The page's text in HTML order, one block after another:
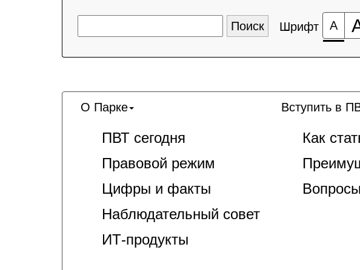
Шрифт А
О Парке
ПВТ сегодня
Правовой режим
Цифры и факты
Наблюдательный совет
ИТ-продукты
Вступить в
Как